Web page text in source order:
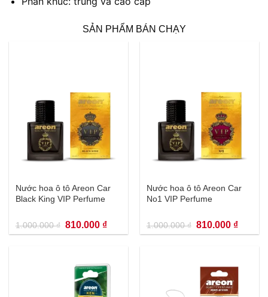
SẢN PHẨM BÁN CHẠY
Nước hoa ô tô Areon Car
Black King VIP Perfume
1.000.000₫ Giá
gốc
là:
810.000 ₫Giá
hiện
tại
Nước hoa ô tô Areon Car
No1 VIP Perfume
1.000.000₫ Giá
gốc
là:
810.000 ₫Giá
hiện
tại